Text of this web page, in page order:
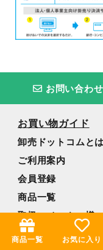
お問い合わせ
お買い物ガイド
卸売ドットコムとは
ご利用案内
会員登録
商品一覧
取扱いメーカー様
よくあるご質問
商品一覧 お気に入り